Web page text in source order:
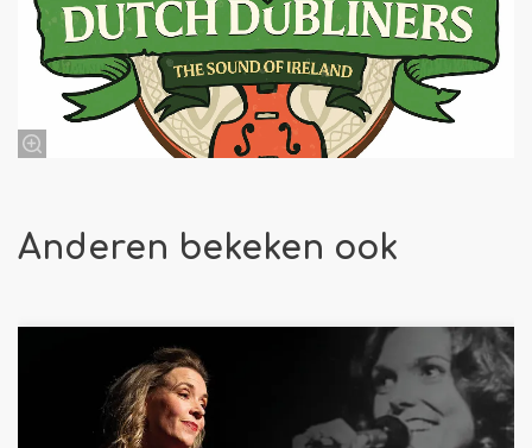
Anderen bekeken ook